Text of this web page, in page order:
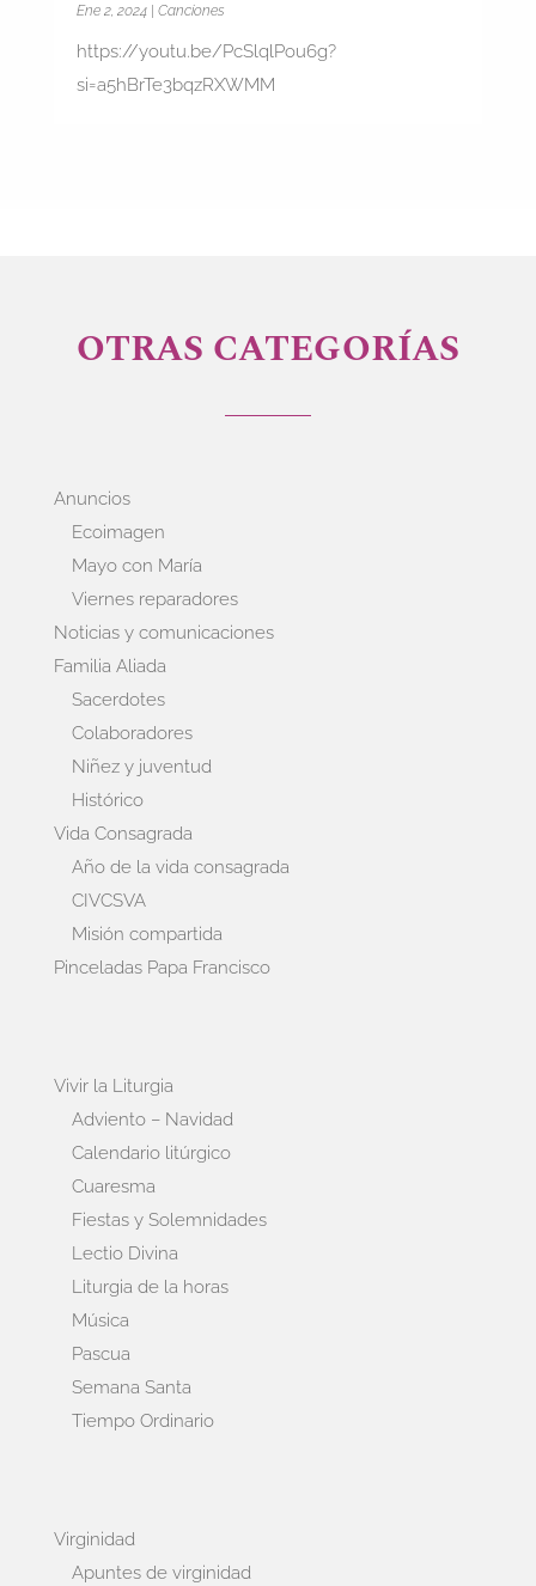
Ene 2, 2024| Canciones
https://youtu.be/PcSlqlPou6g?
si=a5hBrTe3bqzRXWMM
OTRAS CATEGORÍAS
Anuncios
Ecoimagen
Mayo con María
Viernes reparadores
Noticias y comunicaciones
Familia Aliada
Sacerdotes
Colaboradores
Niñez y juventud
Histórico
Vida Consagrada
Año de la vida consagrada
CIVCSVA
Misión compartida
Pinceladas Papa Francisco
Vivir la Liturgia
Adviento – Navidad
Calendario litúrgico
Cuaresma
Fiestas y Solemnidades
Lectio Divina
Liturgia de la horas
Música
Pascua
Semana Santa
Tiempo Ordinario
Virginidad
Apuntes de virginidad